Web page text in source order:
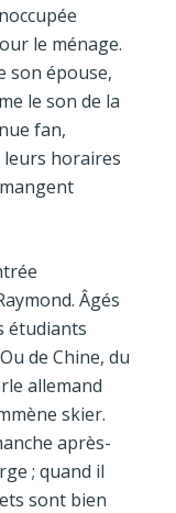
le ménage.
son épouse,
le son de la
fan,
leurs horaires
Âgés
étudiants
de Chine, du
allemand
skier.
après-
; quand il
sont bien